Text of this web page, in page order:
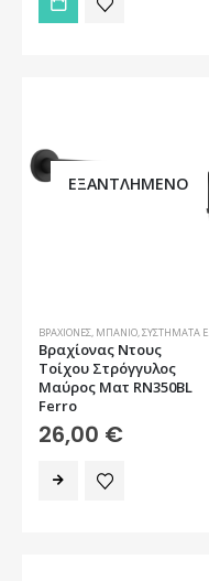
ΕΞΑΝΤΛΗΜΈΝΟ
ΒΡΑΧΊΟΝΕΣ, ΜΠΆΝΙΟ,ΣΥΣΤΉΜΑΤΑ ΕΝΤΟΙΧΙΣΜΟΎ
Βραχίονας Ντους
Τοίχου Στρόγγυλος
Μαύρος Ματ RN350BL
Ferro
26,00 €